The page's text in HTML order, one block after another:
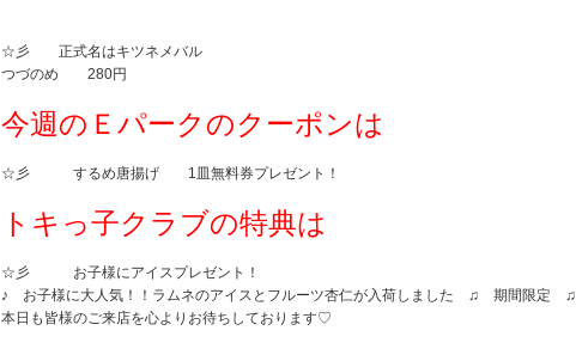
☆彡 正式名はキツネメバル
つづのめ 280円
今週のＥパークのクーポンは
☆彡 するめ唐揚げ 1皿無料券プレゼント！
トキっ子クラブの特典は
☆彡 お子様にアイスプレゼント！
♪ お子様に大人気！！ラムネのアイスとフルーツ杏仁が入荷しました ♫ 期間限定 ♫
本日も皆様のご来店を心よりお待ちしております♡